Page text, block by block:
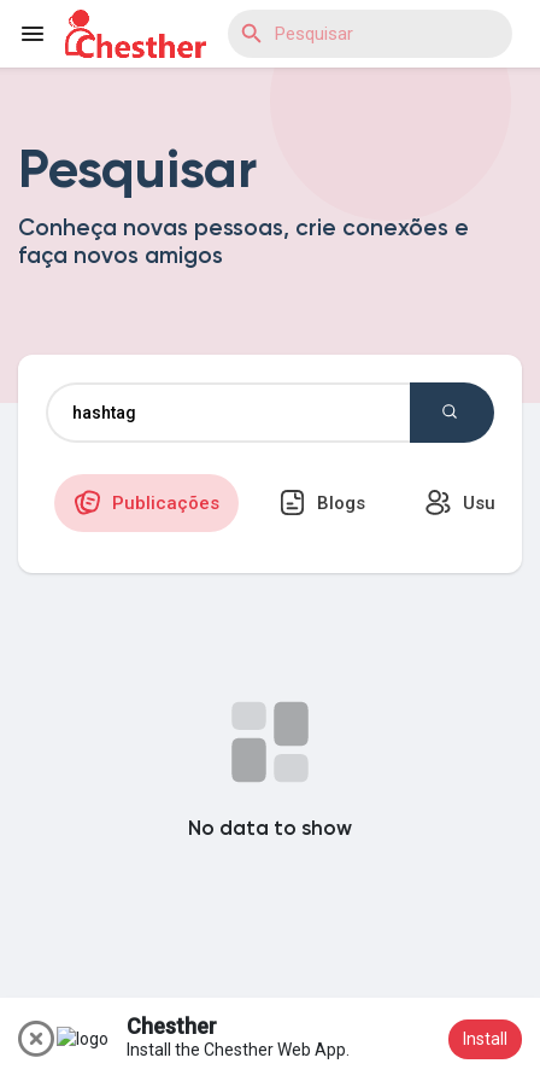
Participar
Encontrar Blogs
Encontrar Grupos
Meus Grupos
Pesquisar
Conheça novas pessoas, crie conexões e
faça novos amigos
Publicações Blogs Usuários
No data to show
Chesther
Install the Chesther Web App.
Install